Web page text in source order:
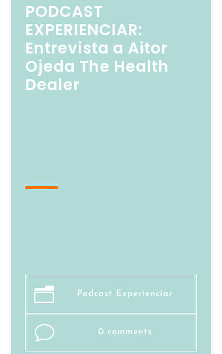
PODCAST
EXPERIENCIAR:
Entrevista a Aitor
Ojeda The Health
Dealer
n Podcast Experienciar
v 0 comments